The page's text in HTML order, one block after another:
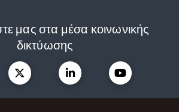
μας στα μέσα κοινωνικής
δικτύωσης